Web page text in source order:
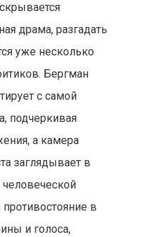
драма, разгадать
уже несколько
Бергман
с самой
подчеркивая
а камера
заглядывает в
в
и голоса,